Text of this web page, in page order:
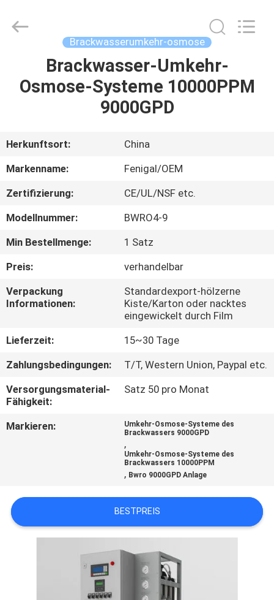
ÜBER
UNS
FABRIK-
AUSFLUG
QUALITÄTSKONTROLLE
TRETEN
MIT
UNS
IN
VERBINDUNG
SIE EIN
ZITAT
Brackwasserumkehr-osmose
Brackwasser-Umkehr-
Osmose-Systeme 10000PPM
9000GPD
Herkunftsort:
China
Markenname:
Fenigal/OEM
Zertifizierung:
CE/UL/NSF etc.
Modellnummer:
BWRO4-9
Min Bestellmenge:
1 Satz
Preis:
verhandelbar
Verpackung
Informationen:
Standardexport-hölzerne
Kiste/Karton oder nacktes
eingewickelt durch Film
Lieferzeit:
15~30 Tage
Zahlungsbedingungen:
T/T, Western Union, Paypal etc.
Versorgungsmaterial-
Fähigkeit:
Satz 50 pro Monat
Markieren:
Umkehr-Osmose-Systeme des
Brackwassers 9000GPD
,
Umkehr-Osmose-Systeme des
Brackwassers 10000PPM
, Bwro 9000GPD Anlage
BESTPREIS